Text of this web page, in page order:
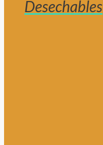
Desechables